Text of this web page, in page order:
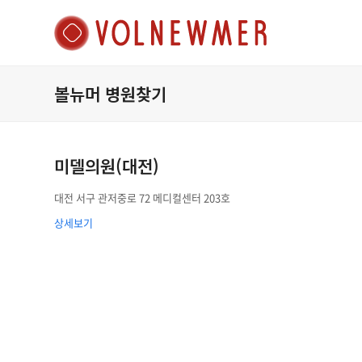
볼뉴머 병원찾기
미델의원(대전)
대전 서구 관저중로 72 메디컬센터 203호
상세보기